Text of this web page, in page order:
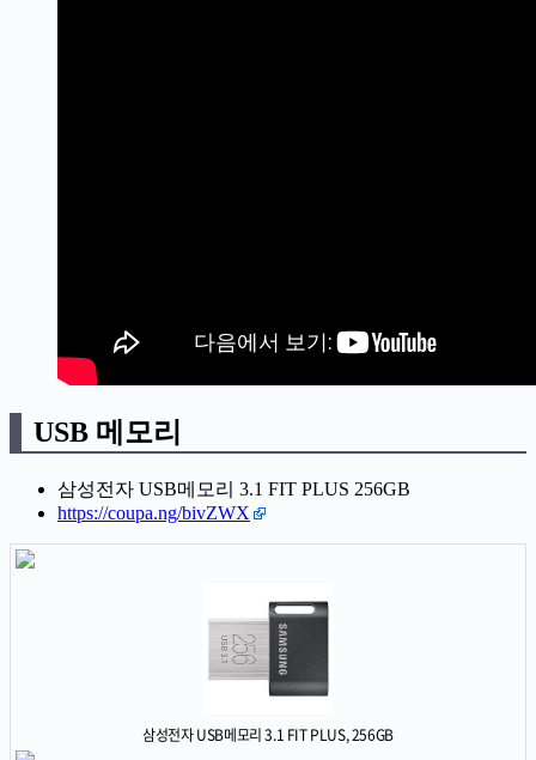
USB 메모리
삼성전자 USB메모리 3.1 FIT PLUS 256GB
https://coupa.ng/bivZWX